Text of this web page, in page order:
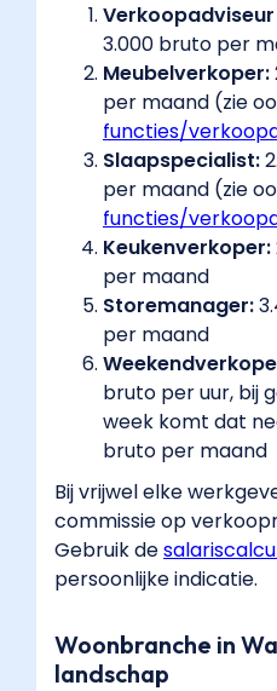
3.000 bruto per
Meubelverkoper:
per maand (zie
functies/
Slaapspecialist:
per maand (zie
functies/
Keukenverkoper:
per maand
Storemanager:
per maand
bruto per uur, bij
week komt dat
bruto per maand
Bij vrijwel elke
commissie op
Gebruik de
persoonlijke indicatie.
Woonbranche in
landschap